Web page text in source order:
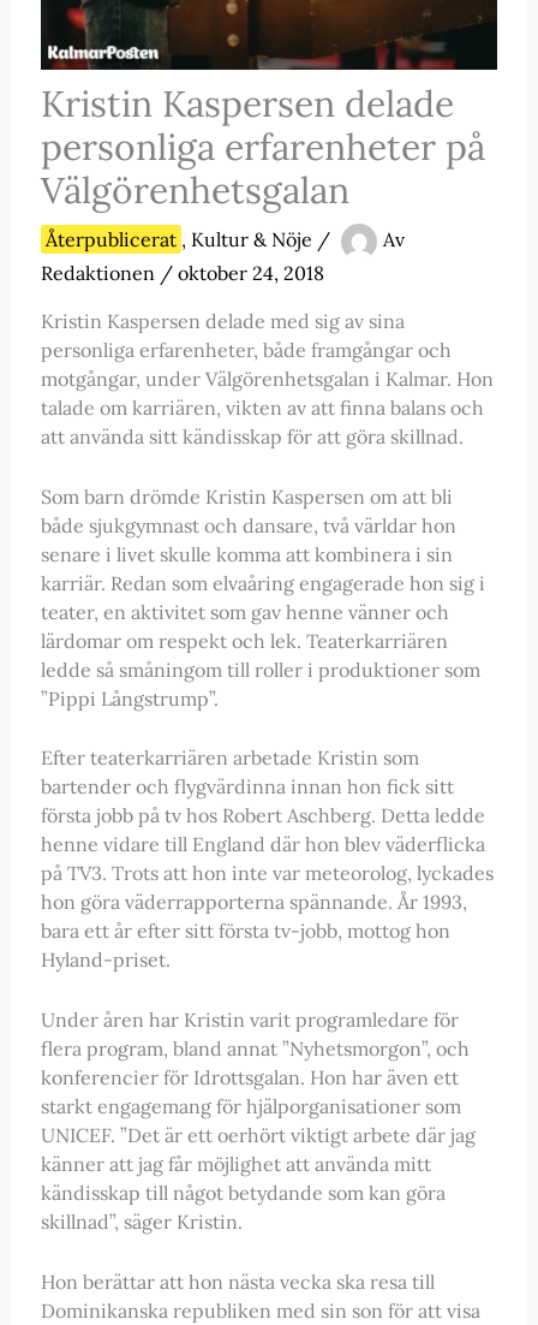
Kristin Kaspersen delade
personliga erfarenheter på
Välgörenhetsgalan
Återpublicerat , Kultur & Nöje /
Av
Redaktionen / oktober 24, 2018
Kristin Kaspersen delade med sig av sina
personliga erfarenheter, både framgångar och
motgångar, under Välgörenhetsgalan i Kalmar. Hon
talade om karriären, vikten av att finna balans och
att använda sitt kändisskap för att göra skillnad.
Som barn drömde Kristin Kaspersen om att bli
både sjukgymnast och dansare, två världar hon
senare i livet skulle komma att kombinera i sin
karriär. Redan som elvaåring engagerade hon sig i
teater, en aktivitet som gav henne vänner och
lärdomar om respekt och lek. Teaterkarriären
ledde så småningom till roller i produktioner som
”Pippi Långstrump”.
Efter teaterkarriären arbetade Kristin som
bartender och flygvärdinna innan hon fick sitt
första jobb på tv hos Robert Aschberg. Detta ledde
henne vidare till England där hon blev väderflicka
på TV3. Trots att hon inte var meteorolog, lyckades
hon göra väderrapporterna spännande. År 1993,
bara ett år efter sitt första tv-jobb, mottog hon
Hyland-priset.
Under åren har Kristin varit programledare för
flera program, bland annat ”Nyhetsmorgon”, och
konferencier för Idrottsgalan. Hon har även ett
starkt engagemang för hjälporganisationer som
UNICEF. ”Det är ett oerhört viktigt arbete där jag
känner att jag får möjlighet att använda mitt
kändisskap till något betydande som kan göra
skillnad”, säger Kristin.
Hon berättar att hon nästa vecka ska resa till
Dominikanska republiken med sin son för att visa